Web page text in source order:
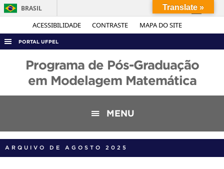
ACESSIBILIDADE CONTRASTE MAPA DO SITE
BRASIL
Simplifique!
Acesso à informação
Legislação
PORTAL UFPEL
Programa de Pós-Graduação
em Modelagem Matemática
MENU
ARQUIVO DE AGOSTO 2025
Translate »